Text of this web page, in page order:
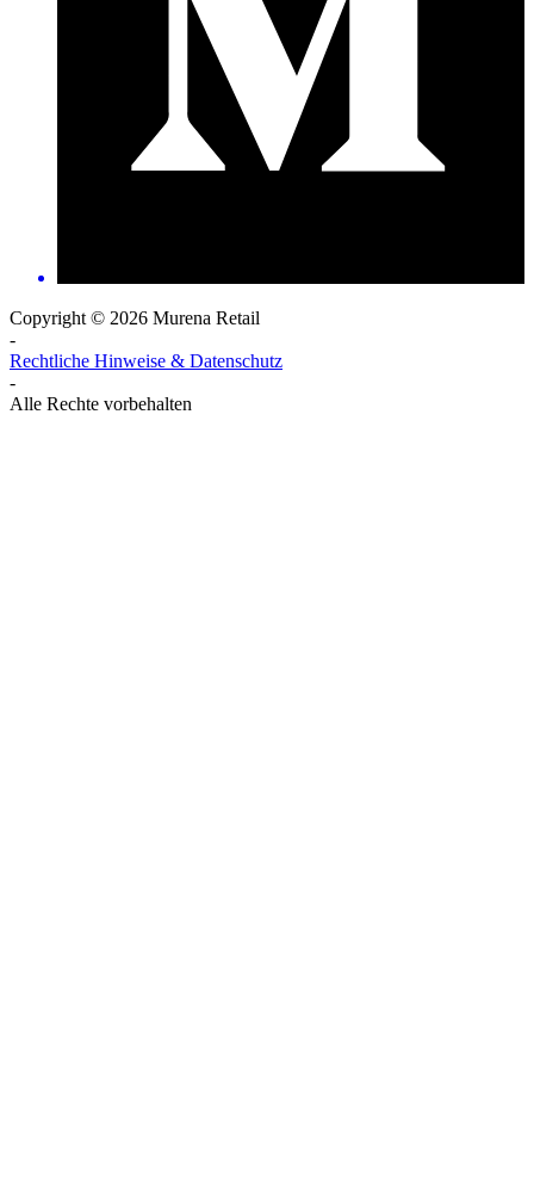
Copyright © 2026 Murena Retail
-
Rechtliche Hinweise & Datenschutz
-
Alle Rechte vorbehalten